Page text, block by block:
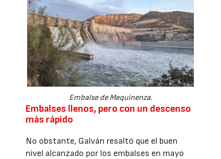
Embalse de Mequinenza.
Embalses llenos, pero con un descenso
más rápido
No obstante, Galván resaltó que el buen
nivel alcanzado por los embalses en mayo